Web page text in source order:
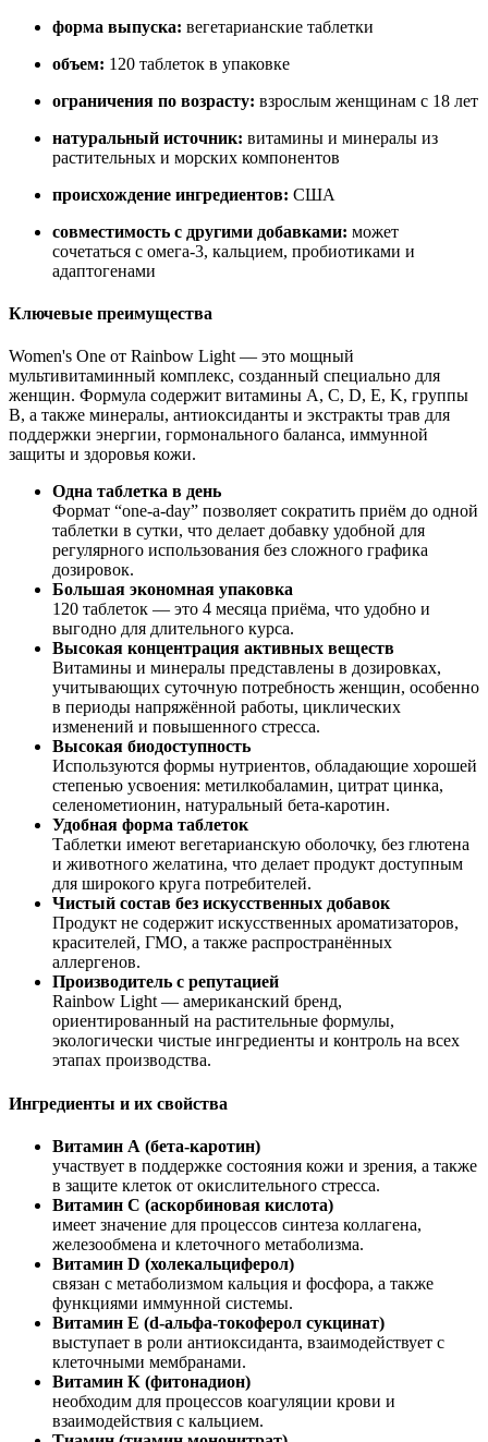
форма выпуска: вегетарианские таблетки
объем: 120 таблеток в упаковке
ограничения по возрасту: взрослым женщинам с 18 лет
натуральный источник: витамины и минералы из
растительных и морских компонентов
происхождение ингредиентов: США
совместимость с другими добавками: может
сочетаться с омега-3, кальцием, пробиотиками и
адаптогенами
Ключевые преимущества
Women's One от Rainbow Light — это мощный
мультивитаминный комплекс, созданный специально для
женщин. Формула содержит витамины A, C, D, E, K, группы
B, а также минералы, антиоксиданты и экстракты трав для
поддержки энергии, гормонального баланса, иммунной
защиты и здоровья кожи.
Одна таблетка в день
Формат “one-a-day” позволяет сократить приём до одной
таблетки в сутки, что делает добавку удобной для
регулярного использования без сложного графика
дозировок.
Большая экономная упаковка
120 таблеток — это 4 месяца приёма, что удобно и
выгодно для длительного курса.
Высокая концентрация активных веществ
Витамины и минералы представлены в дозировках,
учитывающих суточную потребность женщин, особенно
в периоды напряжённой работы, циклических
изменений и повышенного стресса.
Высокая биодоступность
Используются формы нутриентов, обладающие хорошей
степенью усвоения: метилкобаламин, цитрат цинка,
селенометионин, натуральный бета-каротин.
Удобная форма таблеток
Таблетки имеют вегетарианскую оболочку, без глютена
и животного желатина, что делает продукт доступным
для широкого круга потребителей.
Чистый состав без искусственных добавок
Продукт не содержит искусственных ароматизаторов,
красителей, ГМО, а также распространённых
аллергенов.
Производитель с репутацией
Rainbow Light — американский бренд,
ориентированный на растительные формулы,
экологически чистые ингредиенты и контроль на всех
этапах производства.
Ингредиенты и их свойства
Витамин А (бета-каротин)
участвует в поддержке состояния кожи и зрения, а также
в защите клеток от окислительного стресса.
Витамин С (аскорбиновая кислота)
имеет значение для процессов синтеза коллагена,
железообмена и клеточного метаболизма.
Витамин D (холекальциферол)
связан с метаболизмом кальция и фосфора, а также
функциями иммунной системы.
Витамин Е (d-альфа-токоферол сукцинат)
выступает в роли антиоксиданта, взаимодействует с
клеточными мембранами.
Витамин К (фитонадион)
необходим для процессов коагуляции крови и
взаимодействия с кальцием.